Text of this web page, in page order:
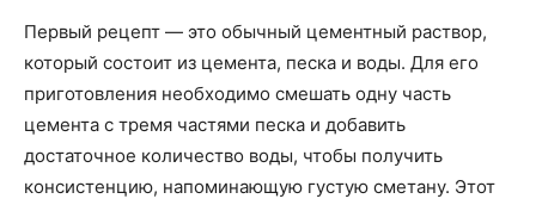
Первый рецепт — это обычный цементный раствор,
который состоит из цемента, песка и воды. Для его
приготовления необходимо смешать одну часть
цемента с тремя частями песка и добавить
достаточное количество воды, чтобы получить
консистенцию, напоминающую густую сметану. Этот